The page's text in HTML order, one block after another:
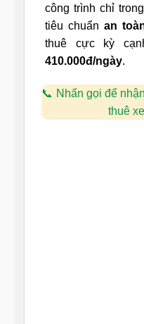
công trình chỉ
tiêu chuẩnan
thuê cực kỳ
410.000đ/ngày.
Nhấn gọi để
thuê